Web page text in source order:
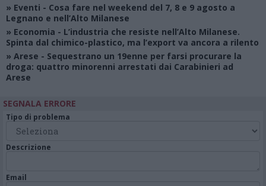
» Eventi - Cosa fare nel weekend del 7, 8 e 9 agosto a
Legnano e nell’Alto Milanese
» Economia - L’industria che resiste nell’Alto Milanese.
Spinta dal chimico-plastico, ma l’export va ancora a rilento
» Arese - Sequestrano un 19enne per farsi procurare la
droga: quattro minorenni arrestati dai Carabinieri ad
Arese
SEGNALA ERRORE
Tipo di problema
Descrizione
Email